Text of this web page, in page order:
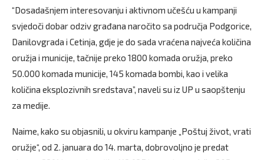
“Dosadašnjem interesovanju i aktivnom učešću u kampanji
svjedoči dobar odziv građana naročito sa područja Podgorice,
Danilovgrada i Cetinja, gdje je do sada vraćena najveća količina
oružja i municije, tačnije preko 1800 komada oružja, preko
50.000 komada municije, 145 komada bombi, kao i velika
količina eksplozivnih sredstava”, naveli su iz UP u saopštenju
za medije.
Naime, kako su objasnili, u okviru kampanje „Poštuj život, vrati
oružje“, od 2. januara do 14. marta, dobrovoljno je predat